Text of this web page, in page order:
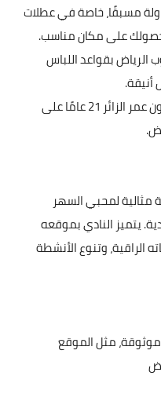
مسبقًا، خاصة في عطلات
حصولك على مكان مناسب.
الرياض بقواعد اللباس
أنيقة.
الحد الأدنى للعمر: يجب أن يكون عمر الزائر 21 عامًا على
مثالية لمحبي السهر
يتميز النادي بموقعه
الراقية، وتنوع الأنشطة
مثل الموقع